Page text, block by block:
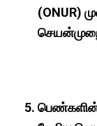
(ONUR)
பெண்களின்